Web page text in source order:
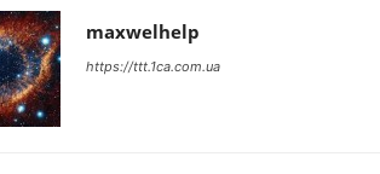
maxwelhelp
https://ttt.1ca.com.ua